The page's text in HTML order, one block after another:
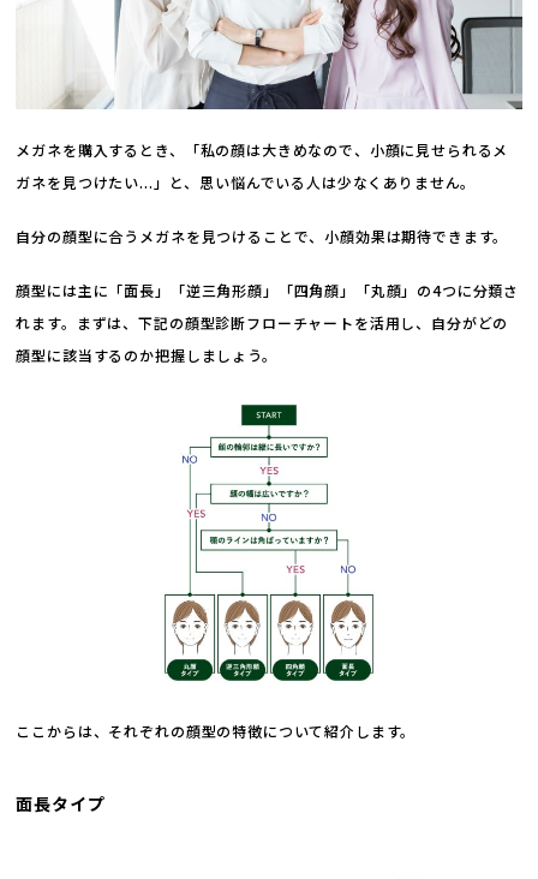
メガネを購入するとき、「私の顔は大きめなので、小顔に見せられるメ
ガネを見つけたい...」と、思い悩んでいる人は少なくありません。
自分の顔型に合うメガネを見つけることで、小顔効果は期待できます。
顔型には主に「面長」「逆三角形顔」「四角顔」「丸顔」の4つに分類さ
れます。まずは、下記の顔型診断フローチャートを活用し、自分がどの
顔型に該当するのか把握しましょう。
ここからは、それぞれの顔型の特徴について紹介します。
面長タイプ